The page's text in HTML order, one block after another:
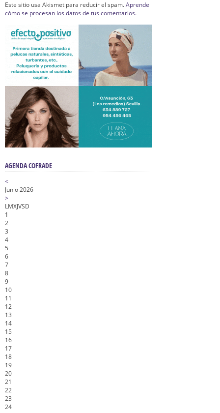
Este sitio usa Akismet para reducir el spam.Aprende
cómo se procesan los datos de tus comentarios.
AGENDA COFRADE
<
Junio 2026
>
LMXJVSD
1
2
3
4
5
6
7
8
9
10
11
12
13
14
15
16
17
18
19
20
21
22
23
24